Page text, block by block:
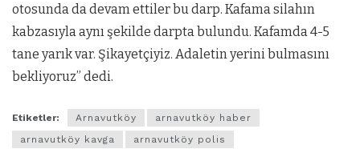
otosunda da devam ettiler bu darp. Kafama silahın
kabzasıyla aynı şekilde darpta bulundu. Kafamda 4-5
tane yarık var. Şikayetçiyiz. Adaletin yerini bulmasını
bekliyoruz” dedi.
Etiketler: Arnavutköy
arnavutköy haber
arnavutköy kavga
arnavutköy polis